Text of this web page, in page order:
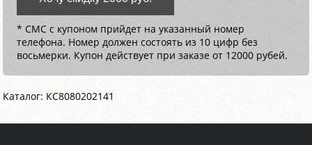
* СМС с купоном прийдет на указанный номер
телефона. Номер должен состоять из 10 цифр без
восьмерки. Купон действует при заказе от 12000 рубей.
Каталог: КС8080202141